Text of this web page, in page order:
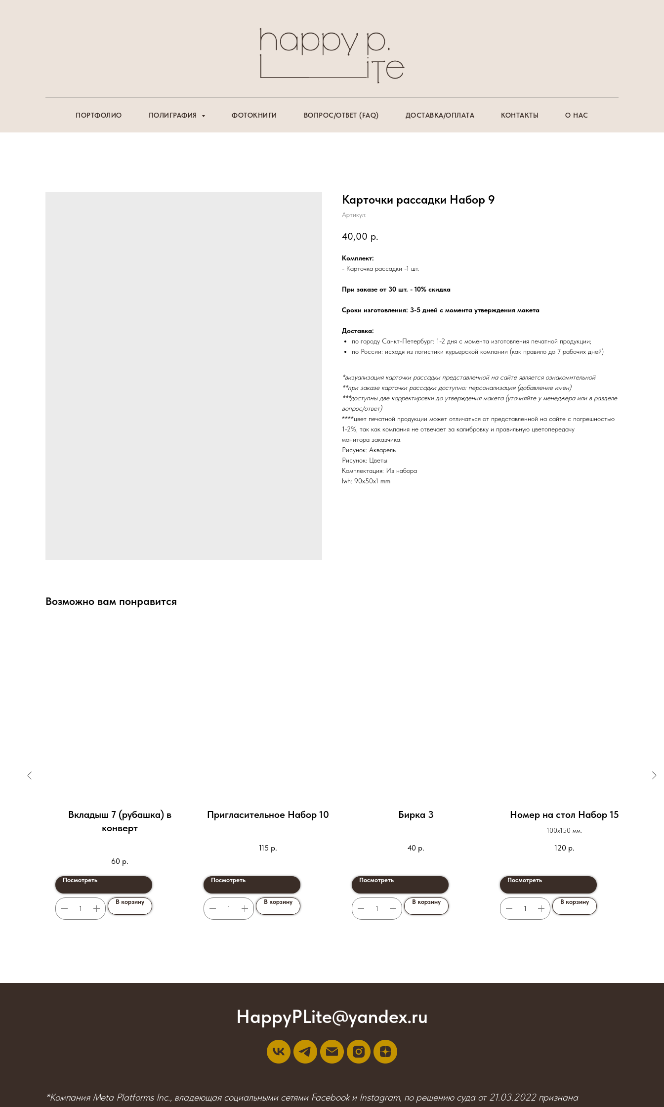
ПОРТФОЛИО ПОЛИГРАФИЯ ФОТОКНИГИ ВОПРОС/ОТВЕТ (FAQ) ДОСТАВКА/ОПЛАТА КОНТАКТЫ О НАС
Карточки рассадки Набор 9
Артикул:
40,00 р.
Комплект:
- Карточка рассадки -1 шт.
При заказе от 30 шт. - 10% скидка
Сроки изготовления: 3-5 дней с момента утверждения макета
Доставка:
по городу Санкт-Петербург: 1-2 дня с момента изготовления печатной продукции;
по России: исходя из логистики курьерской компании (как правило до 7 рабочих дней)
*визуализация карточки рассадки представленной на сайте является ознакомительной
**при заказе карточки рассадки доступно: персонализация (добавление имен)
***доступны две корректировки до утверждения макета (уточняйте у менеджера или в разделе
вопрос/ответ)
****цвет печатной продукции может отличаться от представленной на сайте с погрешностью
1-2%, так как компания не отвечает за калибровку и правильную цветопередачу
монитора заказчика.
Рисунок: Акварель
Рисунок: Цветы
Комплектация: Из набора
lwh: 90x50x1 mm
Возможно вам понравится
Вкладыш 7 (рубашка) в
конверт
60 р.
Посмотреть
В корзину
Пригласительное Набор 10
115 р.
Посмотреть
В корзину
Бирка 3
40 р.
Посмотреть
В корзину
Номер на стол Набор 15
100х150 мм.
120 р.
Посмотреть
В корзину
HappyPLite@yandex.ru
*Компания Meta Platforms Inc., владеющая социальными сетями Facebook и Instagram, по решению суда от 21.03.2022 признана